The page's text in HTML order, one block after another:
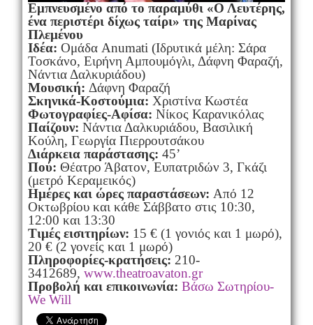
Εμπνευσμένο από το παραμύθι «Ο Λευτέρης,
ένα περιστέρι δίχως ταίρι» της Μαρίνας
Πλεμένου
Ιδέα: Ομάδα Anumati (Ιδρυτικά μέλη: Σάρα
Τοσκάνο, Ειρήνη Αμπουμόγλι, Δάφνη Φαραζή,
Νάντια Δαλκυριάδου)
Μουσική: Δάφνη Φαραζή
Σκηνικά-Κοστούμια: Χριστίνα Κωστέα
Φωτογραφίες-Αφίσα: Νίκος Καρανικόλας
Παίζουν: Νάντια Δαλκυριάδου, Βασιλική
Κούλη, Γεωργία Πιερρουτσάκου
Διάρκεια παράστασης: 45’
Πού: Θέατρο Άβατον, Ευπατριδών 3, Γκάζι
(μετρό Κεραμεικός)
Ημέρες και ώρες παραστάσεων: Από 12
Οκτωβρίου και κάθε Σάββατο στις 10:30,
12:00 και 13:30
Τιμές εισιτηρίων: 15 € (1 γονιός και 1 μωρό),
20 € (2 γονείς και 1 μωρό)
Πληροφορίες-κρατήσεις: 210-
3412689, www.theatroavaton.gr
Προβολή και επικοινωνία: Βάσω Σωτηρίου-
We Will